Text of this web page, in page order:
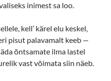
inimest sa loo.
kell’ kärel elu keskel,
pisut palavamalt keeb —
õntsamate ilma lastel
vast võimata siin näeb.